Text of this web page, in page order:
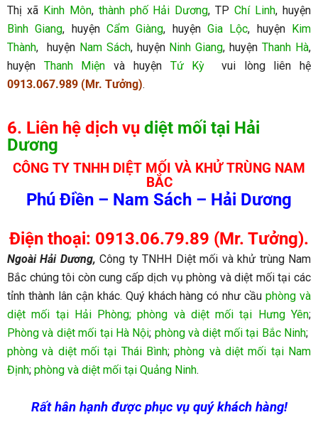
Thị xã Kinh Môn, thành phố Hải Dương, TPChí Linh, huyện
Bình Giang, huyệnCẩm Giàng, huyệnGia Lộc, huyện Kim
Thành, huyện Nam Sách, huyện Ninh Giang, huyệnThanh Hà,
huyện Thanh Miện và huyện Tứ Kỳ vui lòng liên hệ
0913.067.989 (Mr. Tưởng).
6. Liên hệ dịch vụ diệt mối tại Hải
Dương
CÔNG TY TNHH DIỆT MỐI VÀ KHỬ TRÙNG NAM
BẮC
Phú Điền – Nam Sách – Hải Dương
Điện thoại: 0913.06.79.89 (Mr. Tưởng).
Ngoài Hải Dương, Công ty TNHH Diệt mối và khử trùng Nam
Bắc chúng tôi còn cung cấp dịch vụ phòng và diệt mối tại các
tỉnh thành lân cận khác. Quý khách hàng có như cầuphòng và
diệt mối tại Hải Phòng; phòng và diệt mối tại Hưng Yên;
Phòng và diệt mối tại Hà Nội; phòng và diệt mối tại Bắc Ninh;
phòng và diệt mối tại Thái Bình;phòng và diệt mối tại Nam
Định; phòng và diệt mối tại Quảng Ninh.
Rất hân hạnh được phục vụ quý khách hàng!